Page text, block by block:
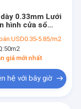
0.33mm Lưới
hình cửa sổ
Chống côn
USD0.35-5.85/m2
50m2
giá mới nhất
hệ với bây giờ